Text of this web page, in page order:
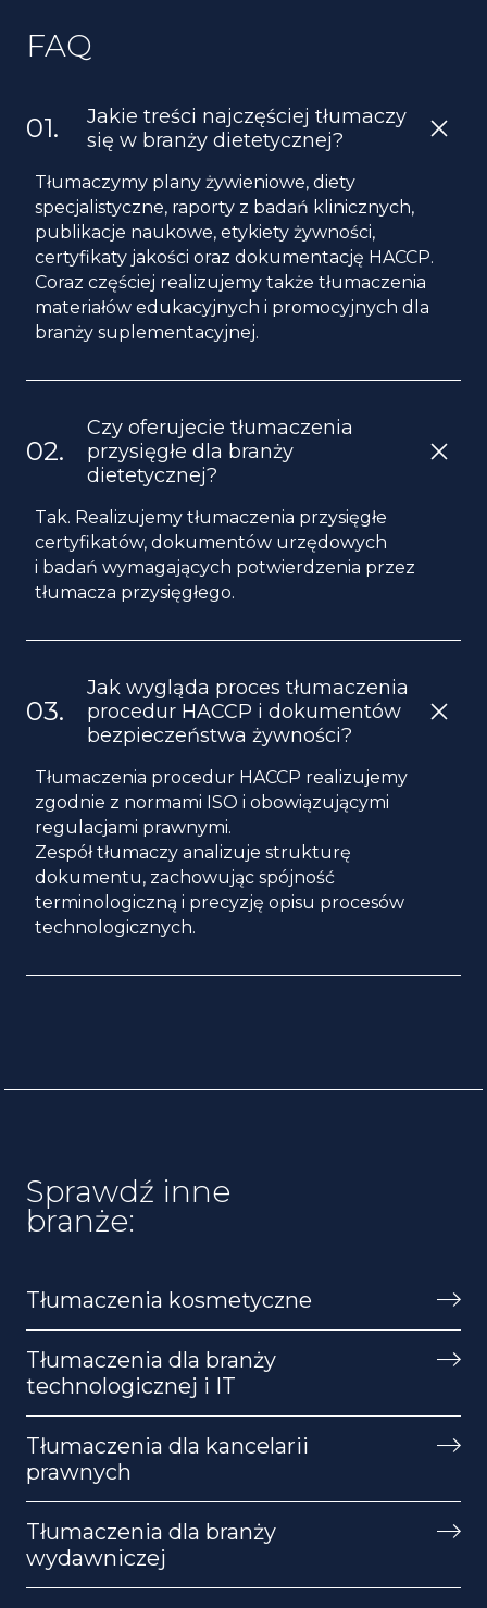
FAQ
Jakie treści najczęściej tłumaczy
się w branży dietetycznej?
Tłumaczymy plany żywieniowe, diety
specjalistyczne, raporty z badań klinicznych,
publikacje naukowe, etykiety żywności,
certyfikaty jakości oraz dokumentację HACCP.
Coraz częściej realizujemy także tłumaczenia
materiałów edukacyjnych i promocyjnych dla
branży suplementacyjnej.
Czy oferujecie tłumaczenia
przysięgłe dla branży
dietetycznej?
Tak. Realizujemy tłumaczenia przysięgłe
certyfikatów, dokumentów urzędowych
i badań wymagających potwierdzenia przez
tłumacza przysięgłego.
Jak wygląda proces tłumaczenia
procedur HACCP i dokumentów
bezpieczeństwa żywności?
Tłumaczenia procedur HACCP realizujemy
zgodnie z normami ISO i obowiązującymi
regulacjami prawnymi.
Zespół tłumaczy analizuje strukturę
dokumentu, zachowując spójność
terminologiczną i precyzję opisu procesów
technologicznych.
Sprawdź inne
branże:
Tłumaczenia kosmetyczne
Tłumaczenia dla branży
technologicznej i IT
Tłumaczenia dla kancelarii
prawnych
Tłumaczenia dla branży
wydawniczej